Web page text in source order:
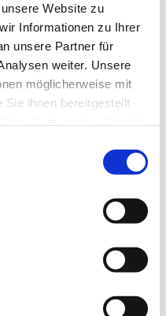
Website zu
Informationen zu Ihrer
unsere Partner für
weiter. Unsere
möglicherweise mit
Sie ihnen bereitgestellt